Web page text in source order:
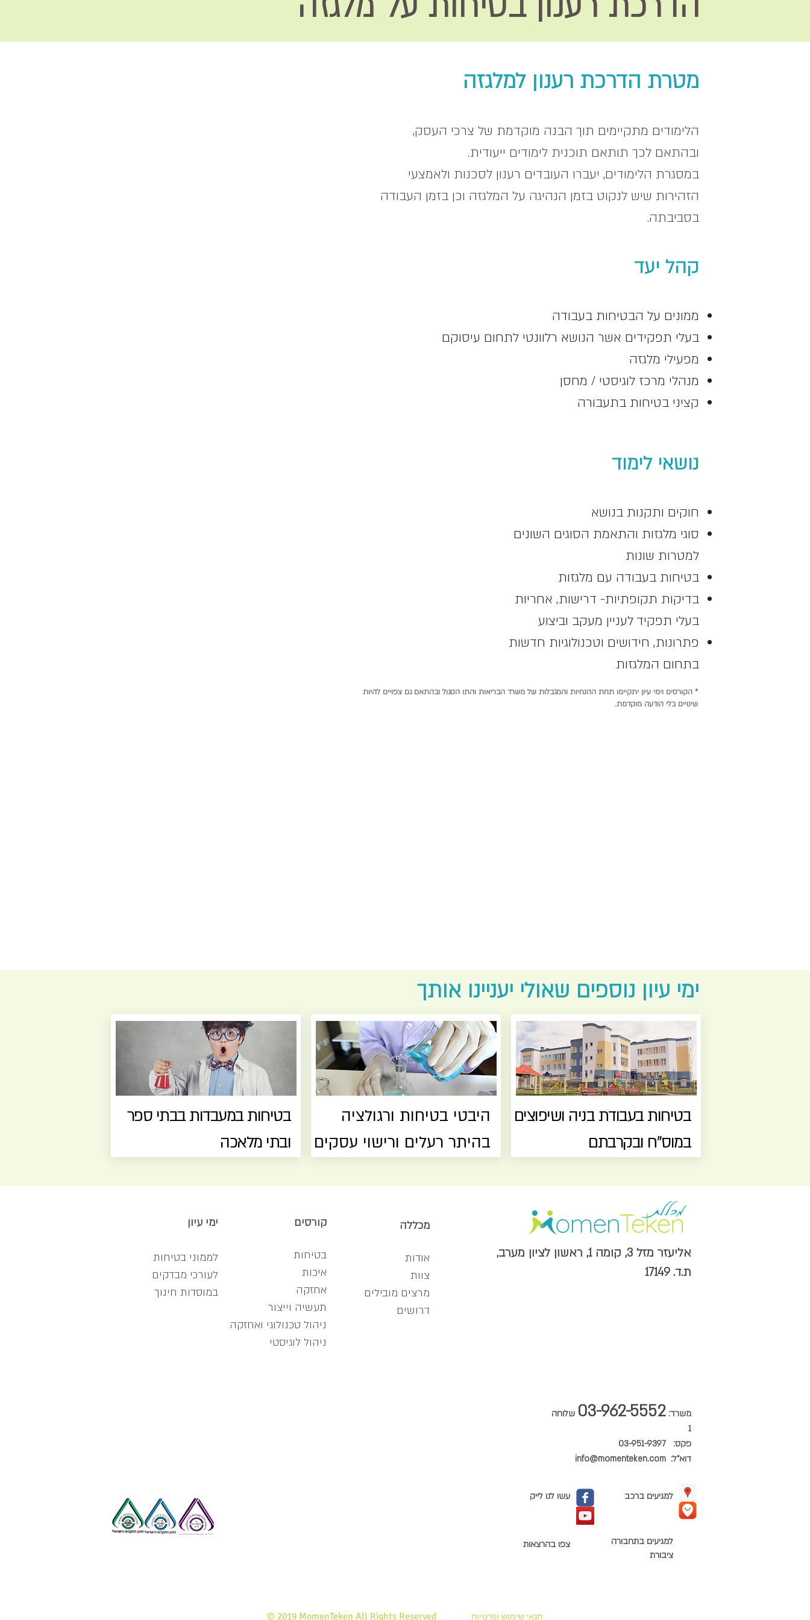
מטרת הדרכת רענון למלגזה
הלימודים מתקיימים תוך הבנה מוקדמת של צרכי העסק,
ובהתאם לכך תותאם תוכנית לימודים ייעודית.
במסגרת הלימודים, יעברו העובדים רענון לסכנות ולאמצעי
הזהירות שיש לנקוט בזמן הנהיגה על המלגזה וכן בזמן העבודה
בסביבתה.
קהל יעד
ממונים על הבטיחות בעבודה
בעלי תפקידים אשר הנושא רלוונטי לתחום עיסוקם
מפעילי מלגזה
מנהלי מרכז לוגיסטי / מחסן
קציני בטיחות בתעבורה
נושאי לימוד
חוקים ותקנות בנושא
סוגי מלגזות והתאמת הסוגים השונים
למטרות שונות
בטיחות בעבודה עם מלגזות
בדיקות תקופתיות- דרישות, אחריות
בעלי תפקיד לעניין מעקב וביצוע
פתרונות, חידושים וטכנולוגיות חדשות
בתחום המלגזות
* הקורסים וימי עיון יתקיימו תחת ההנחיות והמגבלות של משרד הבריאות והתו הסגול ובהתאם גם צפויים להיות
שינויים בלי הודעה מוקדמת.
ימי עיון נוספים שאולי יעניינו אותך
בטיחות בעבודת בניה ושיפוצים
במוס"ח ובקרבתם
היבטי בטיחות ורגולציה
בהיתר רעלים ורישוי עסקים
בטיחות במעבדות בבתי ספר
ובתי מלאכה
ימי עיון
לממוני בטיחות
לעורכי מבדקים
במוסדות חינוך
קורסים
בטיחות
איכות
אחזקה
תעשיה וייצור
ניהול טכנולוגי ואחזקה
ניהול לוגיסטי
מכללה
אודות
צוות
מרצים מובילים
דרושים
אליעזר מזל 3, קומה 1, ראשון לציון מערב,
ת.ד. 17149
משרד: 03-962-5552 שלוחה
1
פקס: 03-951-9397
דוא"ל: info@momenteken.com
עשו לנו לייק למגיעים ברכב
צפו בהרצאות
למגיעים בתחבורה
ציבורת
​© 2019 MomenTeken All Rights Reserved תנאי שימוש ופרטיות